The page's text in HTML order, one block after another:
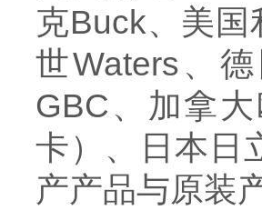
克Buck、美
世Waters 、
GBC、加拿
卡）、日本日
产产品与原装